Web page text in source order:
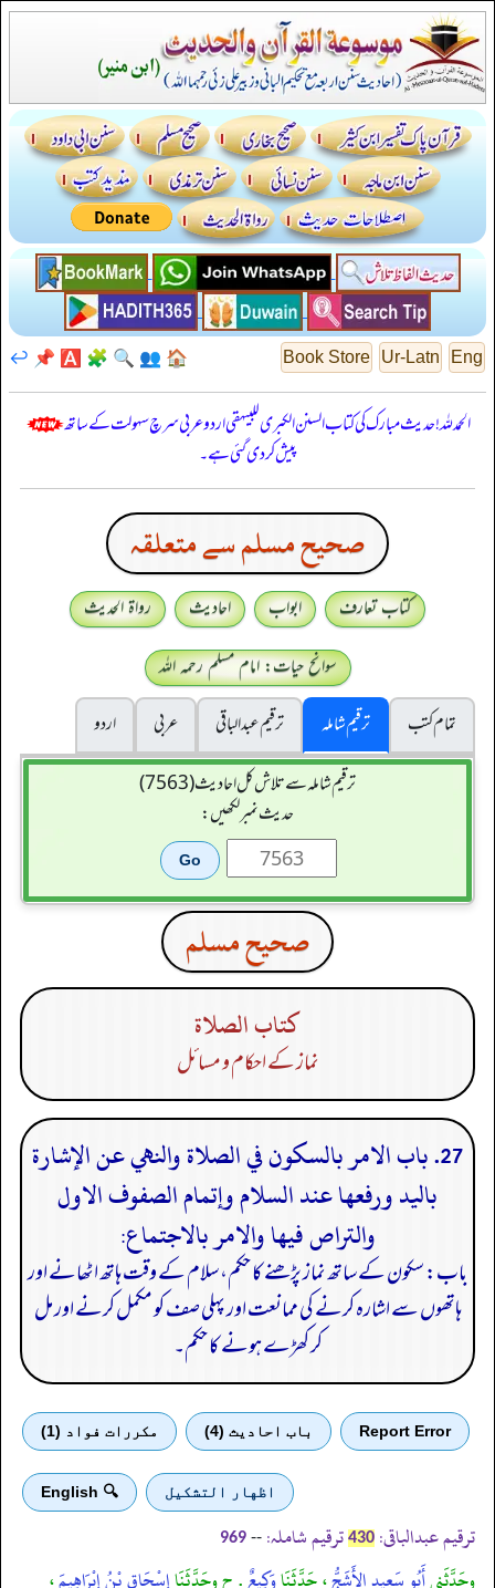
Eng
Ur-Latn
Book Store
🏠
👥
🔍
🧩
🅰️
📌
↩️
الحمدللہ! حدیث مبارک کی کتاب السنن الكبرى للبيهقي اردو عربی سرچ سہولت کے ساتھ
پیش کر دی گئی ہے۔
صحيح مسلم سے متعلقہ
کتاب تعارف ابواب احادیث
رواۃ الحدیث
سوانح حیات: امام مسلم رحمہ اللہ
تمام کتب
ترقیم شاملہ ترقيم عبدالباقی عربی
اردو
ترقیم شاملہ سے تلاش کل احادیث (7563)
حدیث نمبر لکھیں:
صحيح مسلم
كتاب الصلاة
نماز کے احکام و مسائل
27. باب الامر بالسكون في الصلاة والنهي عن الإشارة
باليد ورفعها عند السلام وإتمام الصفوف الاول
والتراص فيها والامر بالاجتماع:
باب: سکون کے ساتھ نماز پڑھنے کا حکم، سلام کے وقت ہاتھ اٹھانے اور
ہاتھوں سے اشارہ کرنے کی ممانعت اور پہلی صف کو مکمل کرنے اور مل
کر کھڑے ہونے کا حکم۔
Report Error باب احادیث (4) مكررات فواد (1)
اظهار التشكيل 🔍 English
ترقیم عبدالباقی: 430 ترقیم شاملہ: --
969
وحَدَّثَنِيأَبُو سَعِيدٍ الأَشَجُّ، حَدَّثَنَاوَكِيعٌ. ح وحَدَّثَنَاإِسْحَاق بْنُ إِبْرَاهِيمَ،